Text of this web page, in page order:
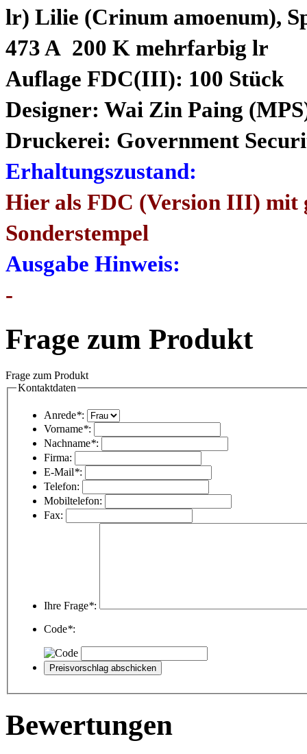
lr) Lilie (Crinum amoenum),
473 A 200 K mehrfarbig lr
Auflage FDC(III): 100 Stück
Designer: Wai Zin Paing
Druckerei: Government
Erhaltungszustand:
Hier als FDC (Version III) mit
Sonderstempel
Ausgabe Hinweis:
-
Frage zum Produkt
Frage zum Produkt
Kontaktdaten
Anrede*:
Vorname*:
Nachname*:
Firma:
E-Mail*:
Telefon:
Mobiltelefon:
Fax:
Ihre Frage*:
Code*:
Bewertungen